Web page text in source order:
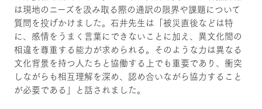
は現地のニーズを汲み取る際の通訳の限界や課題について
質問を投げかけました。石井先生は「被災直後などは特
に、感情をうまく言葉にできないことに加え、異文化間の
相違を尊重する能力が求められる。そのような力は異なる
文化背景を持つ人たちと協働する上でも重要であり、衝突
しながらも相互理解を深め、認め合いながら協力すること
が必要である」と話されました。